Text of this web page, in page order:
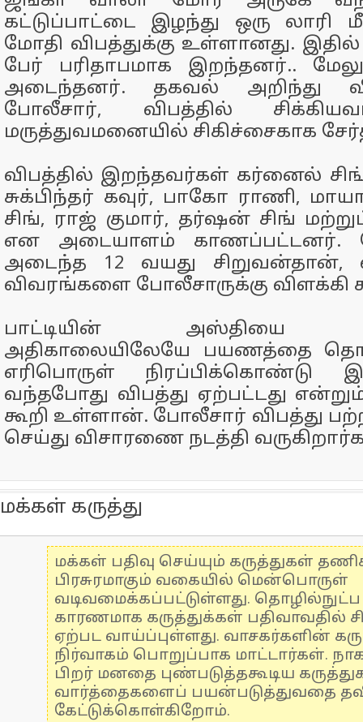
கட்டுப்பாட்டை இழந்து ஒரு லாரி
மோதி விபத்துக்கு உள்ளானது.
பேர் பரிதாபமாக இறந்தனர்..
அடைந்தனர். தகவல் அறிந்து
போலீசார், விபத்தில்
மருத்துவமனையில் சிகிச்சைகாக
விபத்தில் இறந்தவர்கள் கர்னைல் சிங்,
சுக்பிந்தர் கவுர், பாகோ ராணி,
சிங், ராஜ் குமார், தர்ஷன் சிங்
என அடையாளம் காணப்பட்டனர்.
அடைந்த 12 வயது சிறுவன்தான்,
விவரங்களை போலீசாருக்கு விளக்கி
பாட்டியின் அஸ்தியை
அதிகாலையிலேயே பயணத்தை
எரிபொருள் நிரப்பிக்கொண்டு
வந்தபோது விபத்து ஏற்பட்டது
கூறி உள்ளான். போலீசார் விபத்து
செய்து விசாரணை நடத்தி
மக்கள் கருத்து
மக்கள் பதிவு செய்யும் கருத்துகள்
பிரசுரமாகும் வகையில் மென்பொருள்
வடிவமைக்கப்பட்டுள்ளது.
காரணமாக கருத்துக்கள் பதிவாவதில்
ஏற்பட வாய்ப்புள்ளது. வாசகர்களின்
நிர்வாகம் பொறுப்பாக மாட்டார்கள்.
பிறர் மனதை புண்படுத்தகூடிய
வார்த்தைகளைப் பயன்படுத்துவதை
கேட்டுக்கொள்கிறோம்.